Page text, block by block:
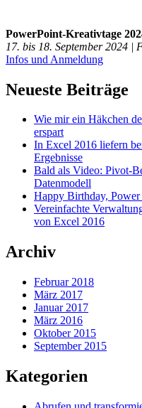
PowerPoint-Kreativtage
17. bis 18. September 2024 |
Infos und Anmeldung
Neueste Beiträge
Wie mir ein Häkchen
erspart
In Excel 2016 liefern
Ergebnisse
Bald als Video: Pivot-
Datenmodell
Happy Birthday, Power
Vereinfachte
von Excel 2016
Archiv
Februar 2018
März 2017
Januar 2017
März 2016
Oktober 2015
September 2015
Kategorien